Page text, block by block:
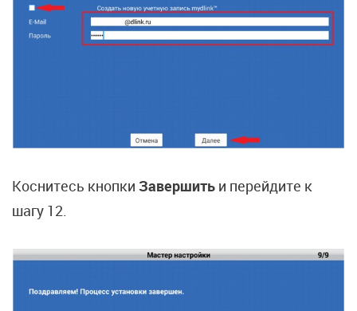
Коснитесь кнопки Завершить и перейдите к
шагу 12.